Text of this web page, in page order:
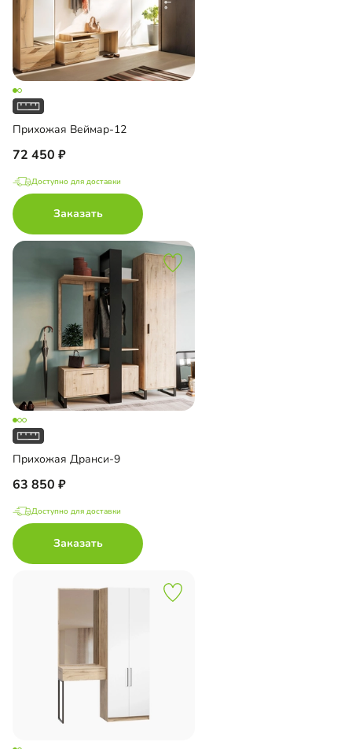
Прихожая Веймар-12
72 450
Доступно для доставки
Заказать
Прихожая Дранси-9
63 850
Доступно для доставки
Заказать